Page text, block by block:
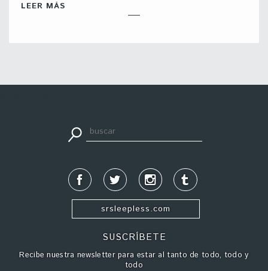
LEER MÁS
srsleepless.com
SUSCRÍBETE
Recibe nuestra newsletter para estar al tanto de todo, todo y
todo